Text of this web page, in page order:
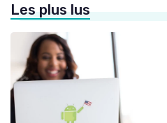
Les plus lus